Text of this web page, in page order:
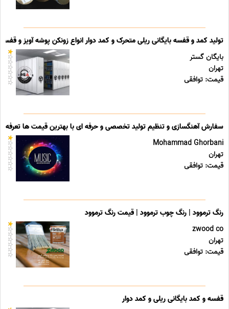
تولید کمد و قفسه بایگانی ریلی متحرک و کمد دوار انواع زونکن پوشه آویز و قفسه
بایگان گستر
تهران
قیمت: توافقی
سفارش آهنگسازی و تنظیم تولید تخصصی و حرفه ای با بهترین قیمت ها تعرفه
Mohammad Ghorbani
تهران
قیمت: توافقی
رنگ ترموود | رنگ چوب ترموود | قیمت رنگ ترموود
zwood co
تهران
قیمت: توافقی
قفسه و کمد بایگانی ریلی و کمد دوار